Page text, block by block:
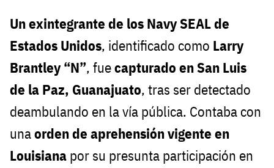
Un exintegrante de los Navy SEAL de
Estados Unidos, identificado como Larry
Brantley “N”, fuecapturado en San Luis
de la Paz, Guanajuato, tras ser detectado
deambulando en la vía pública. Contaba con
unaorden de aprehensión vigente en
Louisiana por su presunta participación en